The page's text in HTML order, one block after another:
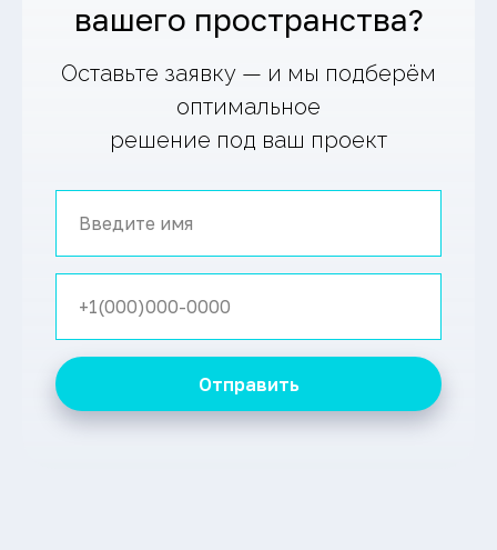
вашего пространства?
Оставьте заявку — и мы подберём
оптимальное
решение под ваш проект
Отправить